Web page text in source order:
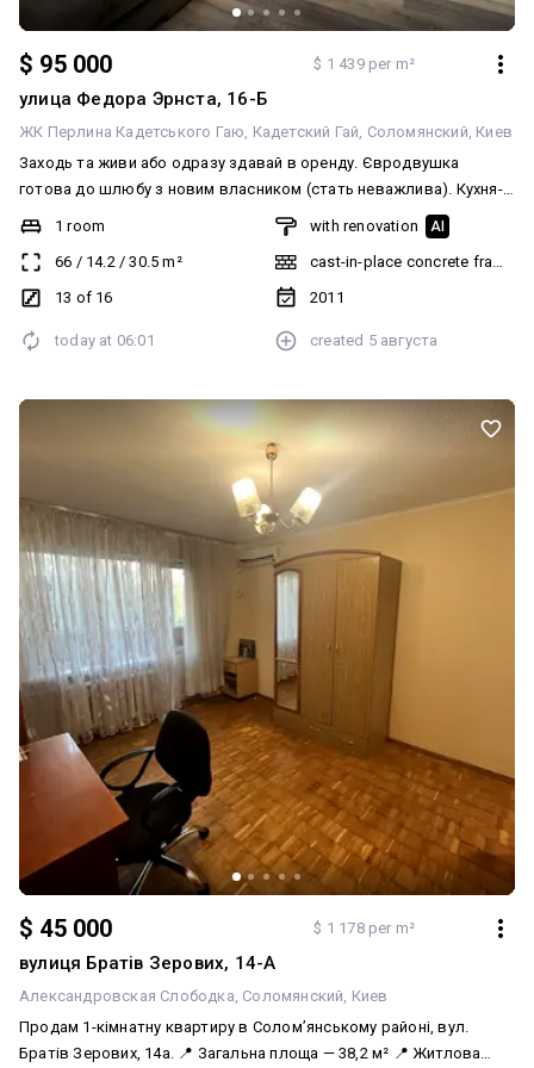
$ 95 000 $ 1 439 per m²
улица Федора Эрнста, 16-Б
ЖК Перлина Кадетського Гаю Кадетский Гай Соломянский Киев
Заходь та живи або одразу здавай в оренду. Євродвушка
готова до шлюбу з новим власником (стать неважлива). Кухня-
вітальня 30 квадратних метрів. Окрема спальня з балконом.
Закритий двір, немає сміття. Цю красуню треба побачити. Вона
тобі сподобається. Без комісії. Від власника Відеоогляд за
запитом. По всіх питаннях телефонуй. 0674012227 Олег
1 room
66 / 14.2/30.5 m²
13 of 16
with renovation AI
cast-in-place concrete frame
2011
today at 06:01 created 5 августа
$ 45 000 $ 1 178 per m²
вулиця Братів Зерових, 14-А
Александровская Слободка Соломянский Киев
Продам 1-кімнатну квартиру в Солом’янському районі, вул.
Братів Зерових, 14а. 📍 Загальна площа — 38,2 м² 📍 Житлова